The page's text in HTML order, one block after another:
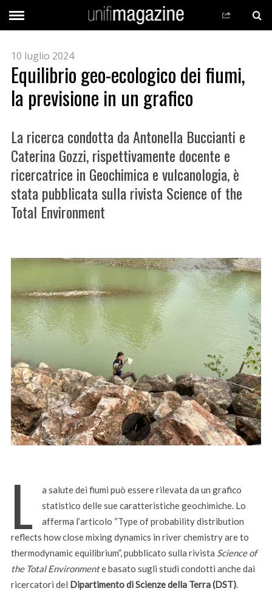
10 luglio 2024
Equilibrio geo-ecologico dei fiumi,
la previsione in un grafico
La ricerca condotta da Antonella Buccianti e
Caterina Gozzi, rispettivamente docente e
ricercatrice in Geochimica e vulcanologia, è
stata pubblicata sulla rivista Science of the
Total Environment
L
a salute dei fiumi può essere rilevata da un grafico
statistico delle sue caratteristiche geochimiche. Lo
afferma l’articolo “Type of probability distribution
reflects how close mixing dynamics in river chemistry are to
thermodynamic equilibrium”, pubblicato sulla rivista Science of
the Total Environmente basato sugli studi condotti anche dai
ricercatori del Dipartimento di Scienze della Terra (DST).